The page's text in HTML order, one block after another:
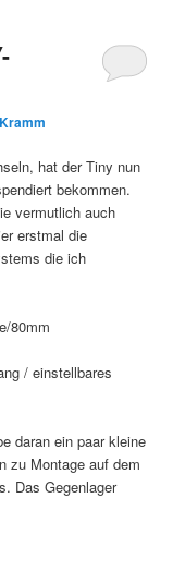
hat der Tiny nun
bekommen.
vermutlich auch
erstmal die
die ich
80mm
/ einstellbares
daran ein paar kleine
zu Montage auf dem
Das Gegenlager